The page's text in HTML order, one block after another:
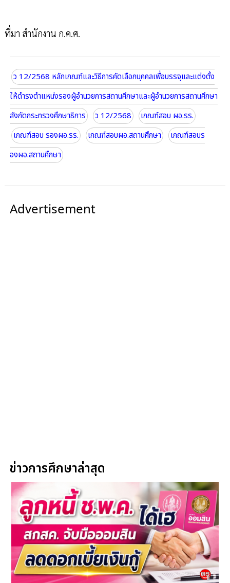
ที่มา สำนักงาน ก.ค.ศ.
ว 12/2568 หลักเกณฑ์และวิธีการคัดเลือกบุคคลเพื่อบรรจุและแต่งตั้ง
ให้ดำรงตำแหน่งรองผู้อำนวยการสถานศึกษาและผู้อำนวยการสถานศึกษา
สังกัดกระทรวงศึกษาธิการ
ว 12/2568
เกณฑ์สอบ ผอ.รร.
เกณฑ์สอบ รองผอ.รร.
เกณฑ์สอบผอ.สถานศึกษา
เกณฑ์สอบร
องผอ.สถานศึกษา
Advertisement
ข่าวการศึกษาล่าสุด